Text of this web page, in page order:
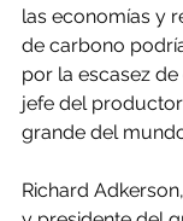
las economías y
de carbono
por la escasez
jefe del
grande del
Richard